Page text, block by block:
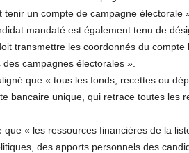
un compte de campagne électorale
mandaté est également tenu de
transmettre les coordonnés du compte
campagnes électorales ».
que « tous les fonds, recettes ou
bancaire unique, qui retrace toutes les
que « les ressources financières de la
des apports personnels des